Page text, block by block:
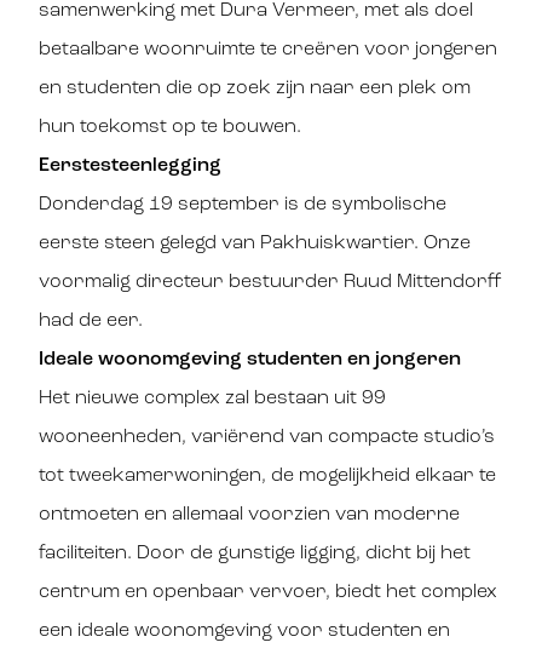
samenwerking met Dura Vermeer, met als doel
betaalbare woonruimte te creëren voor jongeren
en studenten die op zoek zijn naar een plek om
hun toekomst op te bouwen.
Eerstesteenlegging
Donderdag 19 september is de symbolische
eerste steen gelegd van Pakhuiskwartier. Onze
voormalig directeur bestuurder Ruud Mittendorff
had de eer.
Ideale woonomgeving studenten en jongeren
Het nieuwe complex zal bestaan uit 99
wooneenheden, variërend van compacte studio’s
tot tweekamerwoningen, de mogelijkheid elkaar te
ontmoeten en allemaal voorzien van moderne
faciliteiten. Door de gunstige ligging, dicht bij het
centrum en openbaar vervoer, biedt het complex
een ideale woonomgeving voor studenten en